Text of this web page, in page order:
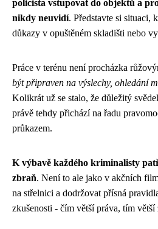
policista vstupovat do objektů a
nikdy neuvidí. Představte si situaci,
důkazy v opuštěném skladišti nebo
Práce v terénu není procházka
být připraven na výslechy, ohledání
Kolikrát už se stalo, že důležitý
právě tehdy přichází na řadu
průkazem.
K výbavě každého kriminalisty
zbraň. Není to ale jako v akčních
na střelnici a dodržovat přísná
zkušenosti - čím větší práva, tím větší